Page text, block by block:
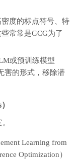
散化)
IDs
度的标点符号、特
常常是GCG为了
或预训练模型
害的形式，移除潜
Learning from
Optimization）